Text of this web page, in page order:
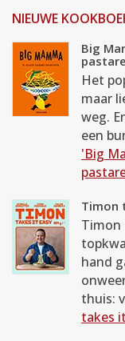
NIEUWE
Big
Het
maar
weg.
een
'Big
Timon
Timon
hand
thuis:
takes